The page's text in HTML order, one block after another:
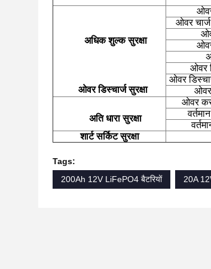
अधिक शुल्क सुरक्षा
ओवर डिस्चार्ज सुरक्षा
ओवर
ओवर
ओवर
ओवर
अति धारा सुरक्षा
ओवर
शार्ट सर्किट सुरक्षा
Tags:
200Ah 12V LiFePO4 बैटरियों
20A